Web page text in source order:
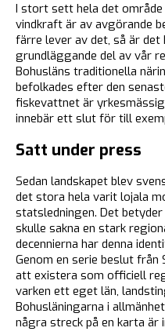
I stort sett hela det
vindkraft är av avgörande
färre lever av det, så är det
grundläggande del av vår
Bohusläns traditionella
befolkades efter den
fiskevattnet är
innebär ett slut för till
Satt under press
Sedan landskapet blev
det stora hela varit lojala
statsledningen. Det
skulle sakna en stark
decennierna har denna
Genom en serie beslut från
att existera som officiell
varken ett eget län,
Bohusläningarna i
några streck på en karta